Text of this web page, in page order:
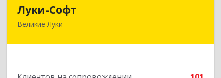
Луки-Софт
Великие Луки182113, Псковская обл, Великие Луки г,